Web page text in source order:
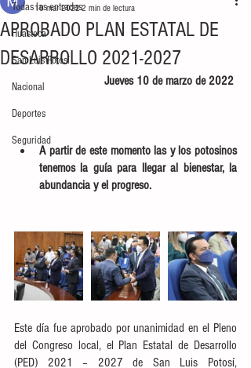
Todas las entradas
Huasteca
San Luis Potosí
Nacional
Deportes
Seguridad
APROBADO PLAN ESTATAL DE
DESARROLLO 2021-2027
10 mar 20222 min de lectura
Jueves 10 de marzo de 2022
A partir de este momento las y los potosinos
tenemos la guía para llegar al bienestar, la
abundancia y el progreso.
Este día fue aprobado por unanimidad en el Pleno
del Congreso local, el Plan Estatal de Desarrollo
(PED) 2021 – 2027 de San Luis Potosí,